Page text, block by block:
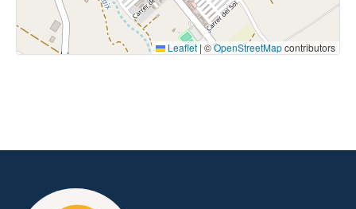
Leaflet |©OpenStreetMapcontributors